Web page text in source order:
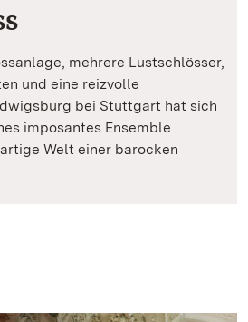
mehrere Lustschlösser,
und eine reizvolle
bei Stuttgart hat sich
imposantes Ensemble
Welt einer barocken